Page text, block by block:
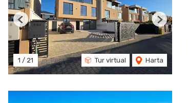
1 / 21 Tur virtual Harta
Previous Next